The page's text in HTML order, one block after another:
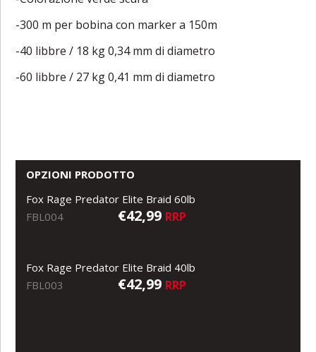
-300 m per bobina con marker a 150m
-40 libbre / 18 kg 0,34 mm di diametro
-60 libbre / 27 kg 0,41 mm di diametro
OPZIONI PRODOTTO
Fox Rage Predator Elite Braid 60lb
FBL004
€42,99 RRP
Fox Rage Predator Elite Braid 40lb
FBL003
€42,99 RRP